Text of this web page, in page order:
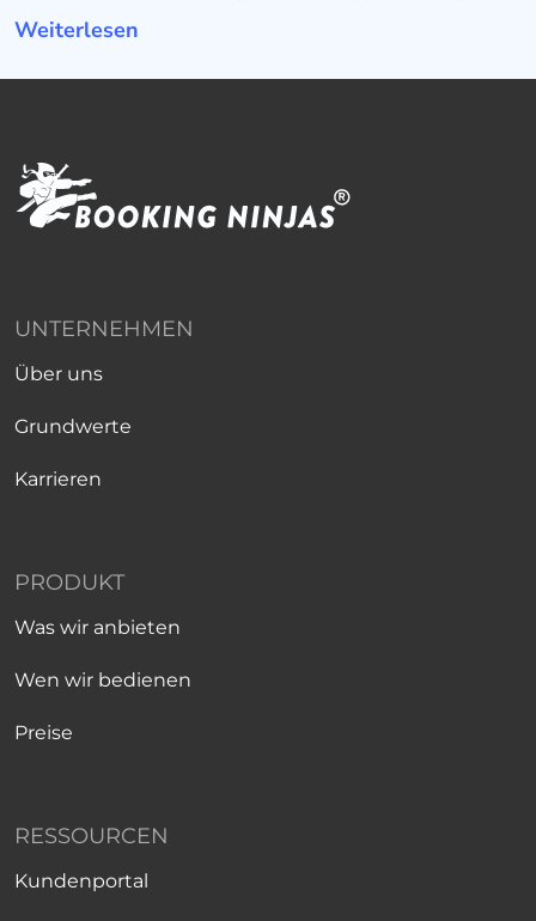
Weiterlesen
UNTERNEHMEN
Über uns
Grundwerte
Karrieren
PRODUKT
Was wir anbieten
Wen wir bedienen
Preise
RESSOURCEN
Kundenportal